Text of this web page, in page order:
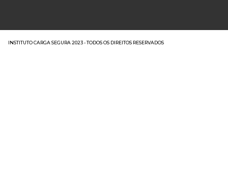
INSTITUTO CARGA SEGURA 2023 - TODOS OS DIREITOS RESERVADOS